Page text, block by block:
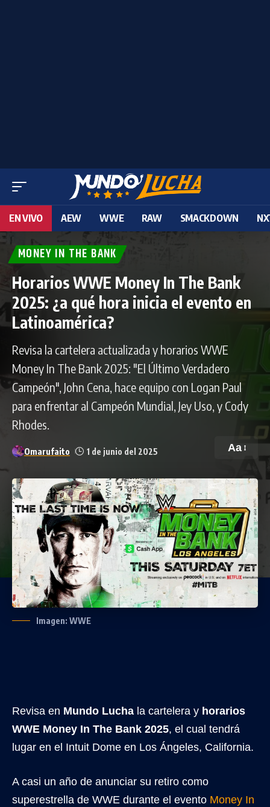
EN VIVO AEW WWE RAW SMACKDOWN
MONEY IN THE BANK
Horarios WWE Money In The Bank
2025: ¿a qué hora inicia el evento en
Latinoamérica?
Revisa la cartelera actualizada y horarios WWE
Money In The Bank 2025: "El Último Verdadero
Campeón", John Cena, hace equipo con Logan Paul
para enfrentar al Campeón Mundial, Jey Uso, y Cody
Rhodes.
Omarufaito 1 de junio del 2025 Aa
Imagen: WWE
Revisa en Mundo Lucha la cartelera y horarios
WWE Money In The Bank 2025, el cual tendrá
lugar en el Intuit Dome en Los Ángeles, California.
A casi un año de anunciar su retiro como
superestrella de WWE durante el evento Money In